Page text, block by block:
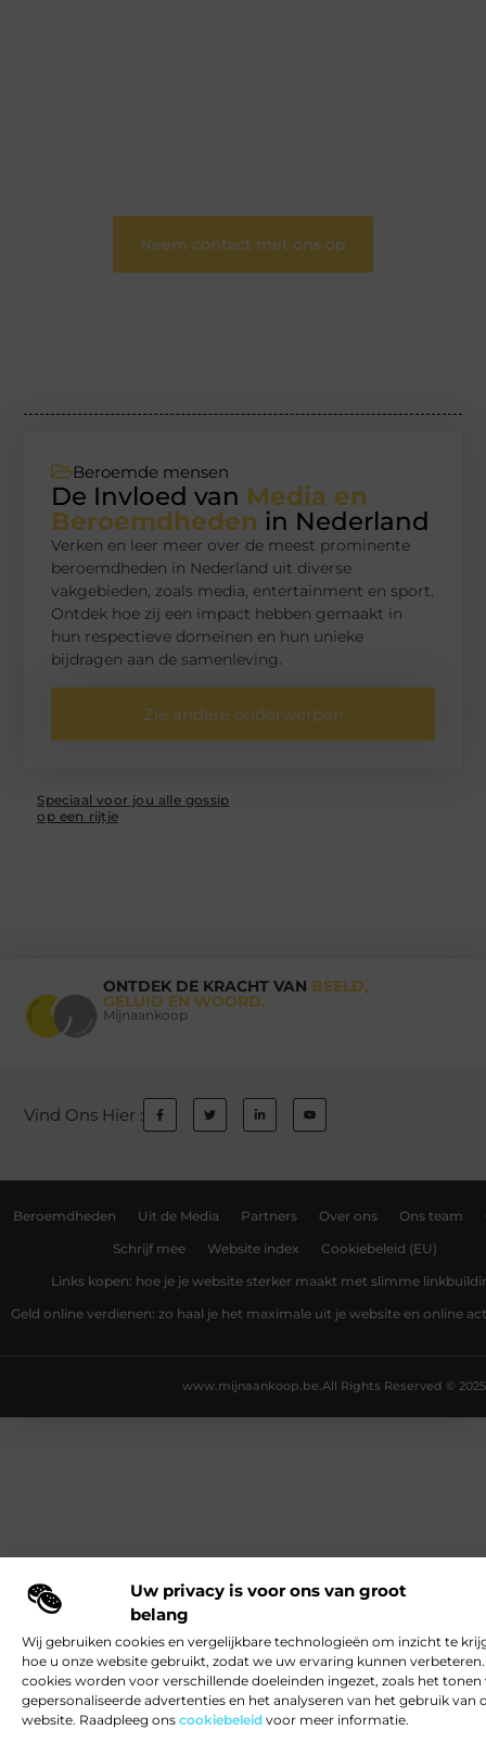
Uw privacy is voor ons van groot
belang
Wij gebruiken cookies en vergelijkbare technologieën om inzicht te
hoe u onze website gebruikt, zodat we uw ervaring kunnen verbeteren.
cookies worden voor verschillende doeleinden ingezet, zoals het tonen
gepersonaliseerde advertenties en het analyseren van het gebruik van
website. Raadpleeg ons cookiebeleid voor meer informatie.
Neem contact met ons op
Beroemde mensen
De Invloed van Media en
Beroemdheden in Nederland
Verken en leer meer over de meest prominente
beroemdheden in Nederland uit diverse
vakgebieden, zoals media, entertainment en sport.
Ontdek hoe zij een impact hebben gemaakt in
hun respectieve domeinen en hun unieke
bijdragen aan de samenleving.
Zie andere onderwerpen
Speciaal voor jou alle gossip
op een rijtje
ONTDEK DE KRACHT VAN BEELD,
GELUID EN WOORD.
Mijnaankoop
Vind Ons Hier :
Beroemdheden Uit de Media Partners Over ons Ons team
Schrijf mee Website index Cookiebeleid (EU)
Links kopen: hoe je je website sterker maakt met slimme
Geld online verdienen: zo haal je het maximale uit je website en online
All Rights Reserved © 2025
www.mijnaankoop.be.